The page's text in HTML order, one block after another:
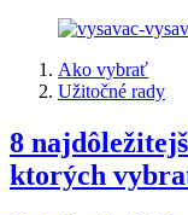
Ako vybrať
Užitočné rady
8
ktorých